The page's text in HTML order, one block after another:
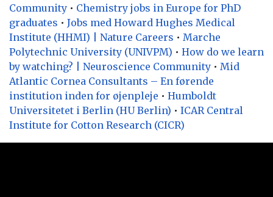
Community • Chemistry jobs in Europe for PhD
graduates • Jobs med Howard Hughes Medical
Institute (HHMI) | Nature Careers • Marche
Polytechnic University (UNIVPM) • How do we learn
by watching? | Neuroscience Community • Mid
Atlantic Cornea Consultants – En førende
institution inden for øjenpleje • Humboldt
Universitetet i Berlin (HU Berlin) • ICAR Central
Institute for Cotton Research (CICR)